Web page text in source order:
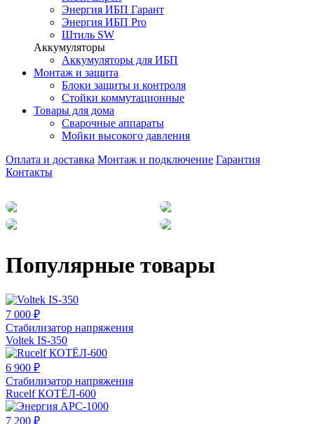
Энергия ИБП Гарант
Энергия ИБП Pro
Штиль SW
Аккумуляторы
Аккумуляторы для ИБП
Монтаж и защита
Блоки защиты и контроля
Стойки коммутационные
Товары для дома
Сварочные аппараты
Мойки высокого давления
Оплата и доставка Монтаж и подключение Гарантия
Контакты
Популярные товары
7 000 ₽
Стабилизатор напряжения
Voltek IS-350
6 900 ₽
Стабилизатор напряжения
Rucelf КОТЁЛ-600
7 200 ₽